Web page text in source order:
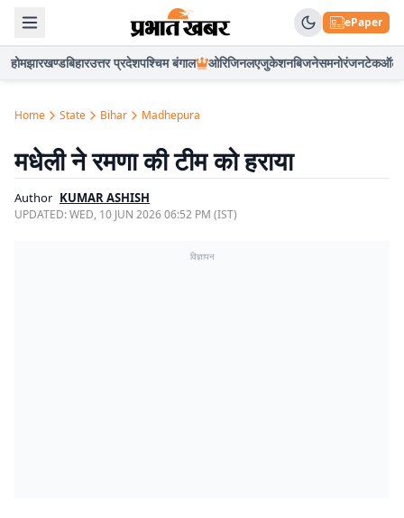
ePaper
होमझारखण्डबिहारउत्तर प्रदेशपश्चिम बंगाल ओरिजिनलएजुकेशनबिजनेसमनोरंजनटेकऑटो
Home State Bihar Madhepura
मधेली ने रमणा की टीम को हराया
Author KUMAR ASHISH
UPDATED:WED, 10 JUN 2026 06:52 PM (IST)
विज्ञापन